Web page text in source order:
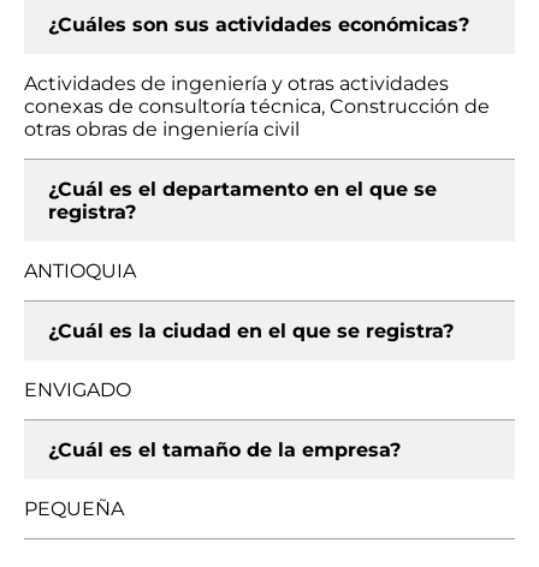
¿Cuáles son sus actividades económicas?
Actividades de ingeniería y otras actividades
conexas de consultoría técnica, Construcción de
otras obras de ingeniería civil
¿Cuál es el departamento en el que se
registra?
ANTIOQUIA
¿Cuál es la ciudad en el que se registra?
ENVIGADO
¿Cuál es el tamaño de la empresa?
PEQUEÑA